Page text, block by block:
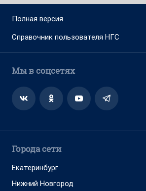
Полная версия
Справочник пользователя НГС
Мы в соцсетях
Города сети
Екатеринбург
Нижний Новгород